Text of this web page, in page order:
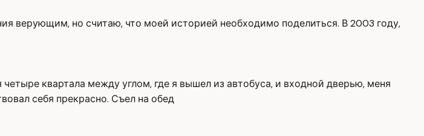
верующим, но считаю, что моей историей необходимо поделиться. В 2003 году,
квартала между углом, где я вышел из автобуса, и входной дверью, меня
себя прекрасно. Съел на обед